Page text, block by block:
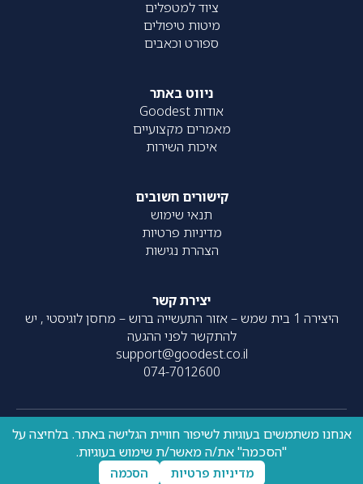
ציוד למטפלים
מיטות טיפולים
ספורט וכאבים
ניווט באתר
אודות Goodest
מאמרים מקצועיים
איכות השירות
קישורים חשובים
תנאי שימוש
מדיניות פרטיות
הצהרת נגישות
יצירת קשר
היצירה 1 בית שמש – אזור התעשייה ברוש – מחסן לוגיסטי , יש
להתקשר לפני ההגעה
support@goodest.co.il
074-7012600
כל הזכויות שמורות – 2020- עוצב על ידיresolve| פותח על ידי
UpNext
אנחנו משתמשים בעוגיות לשיפור חוויית הגלישה באתר. בלחיצה על
"הסכמה" את/ה מאשר/ת שימוש בעוגיות.
מדיניות פרטיות הסכמה